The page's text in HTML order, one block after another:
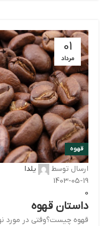
01
مرداد
قهوه
ارسال توسط
یلدا
1403-05-19
0
داستان قهوه
قهوه چیست؟وقتی در مورد